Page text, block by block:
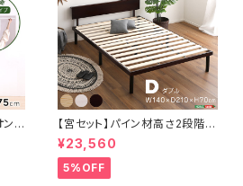
ンド
【宮セット】パイン材高さ2段階調
整脚付きすのこベッド(ダブル)
¥23,560
5%OFF